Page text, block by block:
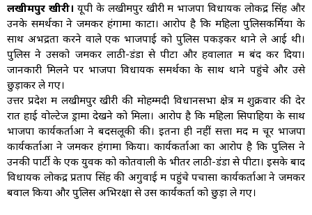
लखीमपुर खीरी। यूपी के लखीमपुर खीरी में भाजपा विधायक लोकेंद्र सिंह और
उनके समर्थकों ने जमकर हंगामा काटा। आरोप है कि महिला पुलिसकर्मियों के
साथ अभद्रता करने वाले एक भाजपाई को पुलिस पकड़कर थाने ले आई थी।
पुलिस ने उसको जमकर लाठी-डंडों से पीटा और हवालात में बंद कर दिया।
जानकारी मिलने पर भाजपा विधायक समर्थकों के साथ थाने पहुंचे और उसे
छुड़ाकर ले गए।
उत्तर प्रदेश में लखीमपुर खीरी की मोहम्मदी विधानसभा क्षेत्र में शुक्रवार की देर
रात हाई वोल्टेज ड्रामा देखने को मिला। आरोप है कि महिला सिपाहियों के साथ
भाजपा कार्यकर्ताओं ने बदसलूकी की। इतना ही नहीं सत्ता मद में चूर भाजपा
कार्यकर्ताओं ने जमकर हंगामा किया। कार्यकर्ताओं का आरोप है कि पुलिस ने
उनकी पार्टी के एक युवक को कोतवाली के भीतर लाठी-डंडों से पीटा। इसके बाद
विधायक लोकेंद्र प्रताप सिंह की अगुवाई में पहुंचे पचासों कार्यकर्ताओं ने जमकर
बवाल किया और पुलिस अभिरक्षा से उस कार्यकर्ता को छुड़ा ले गए।